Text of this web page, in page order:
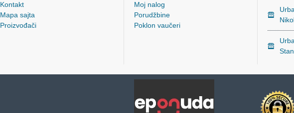
Kontakt
Mapa sajta
Proizvođači
Moj nalog
Porudžbine
Poklon vaučeri